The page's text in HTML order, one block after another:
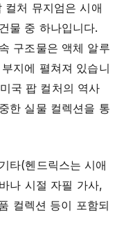
컬처 뮤지엄은 시애
물 중 하나입니다.
구조물은 액체 알루
지에 펼쳐져 있습니
국 팝 컬처의 역사
한 실물 컬렉션을 통
타(헨드릭스는 시애
나 시절 자필 가사,
컬렉션 등이 포함되